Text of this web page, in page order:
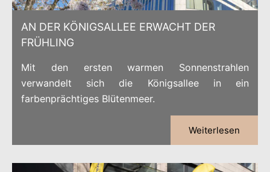
AN DER KÖNIGSALLEE ERWACHT DER
FRÜHLING
Mit den ersten warmen Sonnenstrahlen
verwandelt sich die Königsallee in ein
farbenprächtiges Blütenmeer.
Weiterlesen